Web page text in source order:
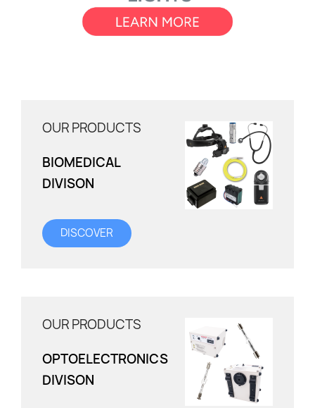
OUR PRODUCTS
BIOMEDICAL
DIVISON
DISCOVER
OUR PRODUCTS
OPTOELECTRONICS
DIVISON